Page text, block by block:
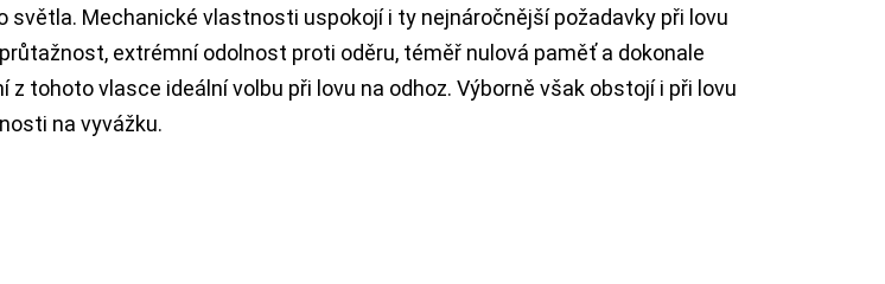
světla. Mechanické vlastnosti uspokojí i ty nejnáročnější požadavky při lovu
extrémní odolnost proti oděru, téměř nulová paměť a dokonale
z tohoto vlasce ideální volbu při lovu na odhoz. Výborně však obstojí i při lovu
na vyvážku.